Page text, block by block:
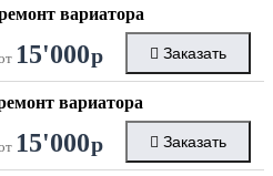
вариатора
15'000р Заказать
вариатора
15'000р Заказать